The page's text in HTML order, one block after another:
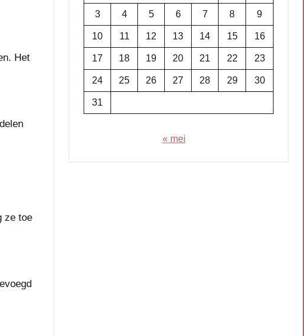
Het
ze toe
3 4 5 6 7 8 9
10 11 12 13 14 15 16
17 18 19 20 21 22 23
24 25 26 27 28 29 30
31
« mei